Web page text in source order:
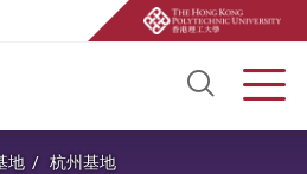
Open
地 杭州基地